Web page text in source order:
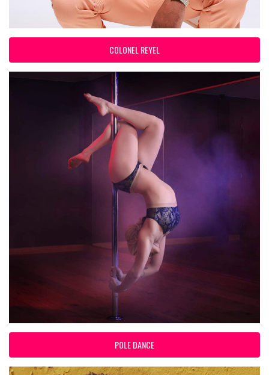
COLONEL REYEL
POLE DANCE